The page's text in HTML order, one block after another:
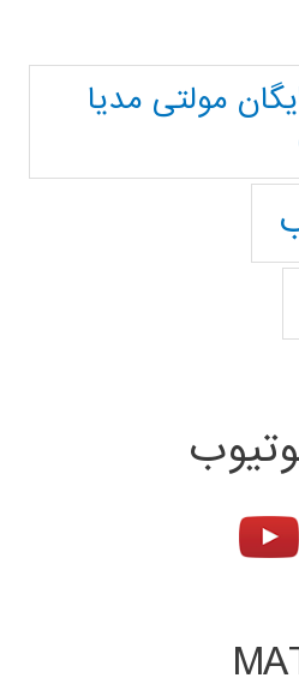
مولتی مدیا